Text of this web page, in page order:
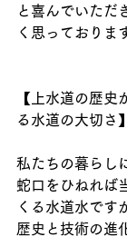
と喜んでいただ
く思っておりま
【上水道の歴史
る水道の大切さ】
私たちの暮らし
蛇口をひねれば
くる水道水です
歴史と技術の進